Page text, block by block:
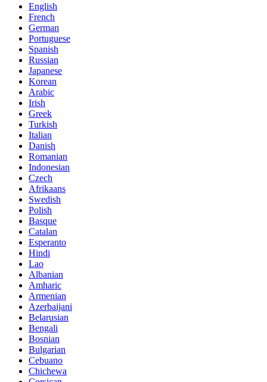
English
French
German
Portuguese
Spanish
Russian
Japanese
Korean
Arabic
Irish
Greek
Turkish
Italian
Danish
Romanian
Indonesian
Czech
Afrikaans
Swedish
Polish
Basque
Catalan
Esperanto
Hindi
Lao
Albanian
Amharic
Armenian
Azerbaijani
Belarusian
Bengali
Bosnian
Bulgarian
Cebuano
Chichewa